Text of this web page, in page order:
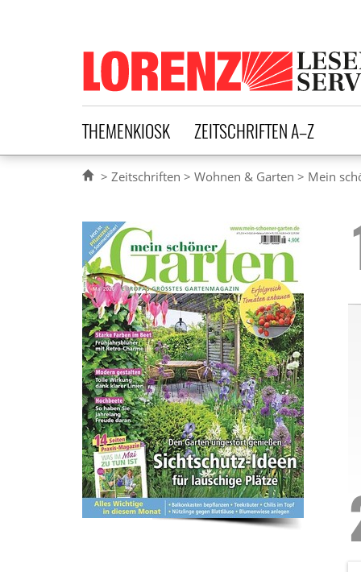
Lorenz Leserservice
THEMENKIOSK ZEITSCHRIFTEN A–Z
Zeitschriften Wohnen & Garten Mein